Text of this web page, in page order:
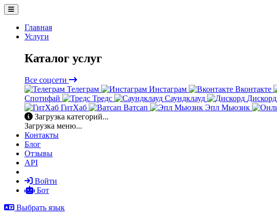
Главная
Услуги
Каталог услуг
Все соцсети
Телеграм
Инстаграм Вконтакте
Спотифай
Тредс Саундклауд Дискорд
ГитХаб
Ватсап Эпл Мьюзик
Загрузка категорий...
Загрузка меню...
Контакты
Блог
Отзывы
API
Войти
Бот
Выбрать язык